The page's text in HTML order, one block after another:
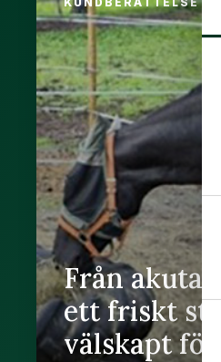
Från akuta
ett friskt
välskapt föl